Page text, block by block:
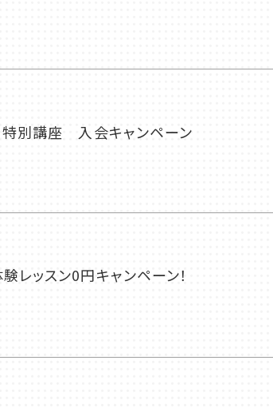
特別講座 入会キャンペーン
レッスン0円キャンペーン！